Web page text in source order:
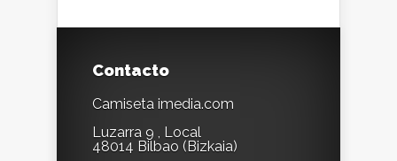
Contacto
Camiseta imedia.com
Luzarra 9 , Local
48014 Bilbao (Bizkaia)